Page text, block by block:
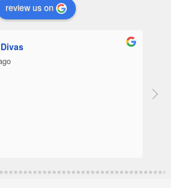
review us on